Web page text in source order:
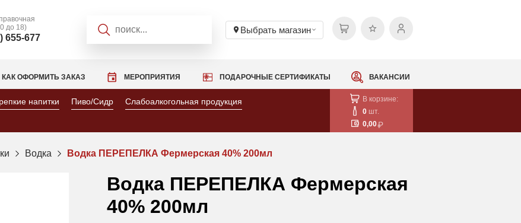
до 18)
655-677
Выбрать магазин
КАК ОФОРМИТЬ ЗАКАЗ МЕРОПРИЯТИЯ ПОДАРОЧНЫЕ СЕРТИФИКАТЫ ВАКАНСИИ
напитки Пиво/Сидр
Слабоалкогольная продукция
В корзине:
0 шт.
0,00
Водка Водка ПЕРЕПЕЛКА Фермерская 40% 200мл
Водка ПЕРЕПЕЛКА Фермерская
40% 200мл